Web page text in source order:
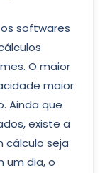
softwares
O maior
maior
Ainda que
existe a
cálculo seja
um dia, o